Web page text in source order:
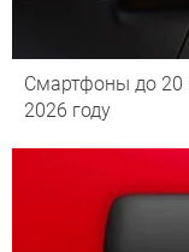
Смартфоны до 20
2026 году